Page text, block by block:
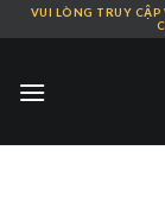
Skip
content
VUI LÒNG TRUY